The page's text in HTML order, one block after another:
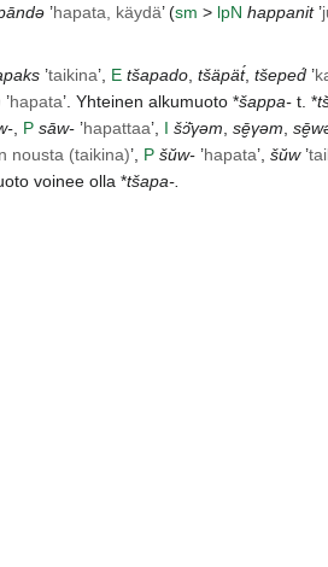
’hapata, käydä’ (sm > lpN happanit’
’taikina’, E tšapado tšäpät́, tšeped́ ’
’hapata’. Yhteinen alkumuoto *šappa- t. *
P sāw- ’hapattaa’, I šɔ̈̄γəm sē̮γəm
nousta (taikina)’, P šŭw- ’hapata’, šŭw’
voinee olla *tšapa-.